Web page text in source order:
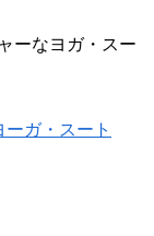
ーなヨガ・スー
ガ・スート